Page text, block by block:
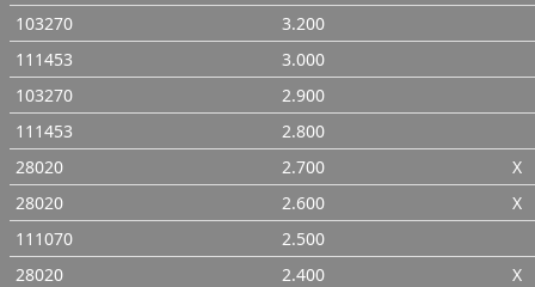
103270
3.200
111453
3.000
103270
2.900
111453
2.800
28020
2.700
X
28020
2.600
X
111070
2.500
28020
2.400
X